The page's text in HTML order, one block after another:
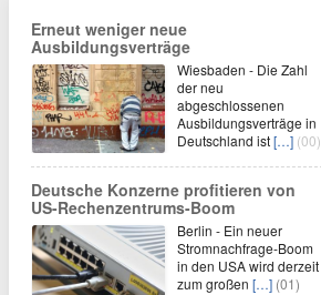
Erneut weniger neue
Ausbildungsverträge
Wiesbaden - Die Zahl
der neu
abgeschlossenen
Ausbildungsverträge in
Deutschland ist[…] (00)
Deutsche Konzerne profitieren von
US-Rechenzentrums-Boom
Berlin - Ein neuer
Stromnachfrage-Boom
in den USA wird derzeit
zum großen […] (01)